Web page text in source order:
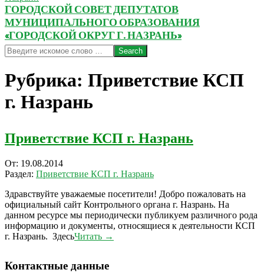
ГОРОДСКОЙ СОВЕТ ДЕПУТАТОВ
МУНИЦИПАЛЬНОГО ОБРАЗОВАНИЯ
«ГОРОДСКОЙ ОКРУГ Г. НАЗРАНЬ»
Search
Рубрика: Приветствие КСП
г. Назрань
Приветствие КСП г. Назрань
2014-
08-
От: 19.08.2014
Раздел: Приветствие КСП г. Назрань
Здравствуйте уважаемые посетители! Добро пожаловать на
официальный сайт Контрольного органа г. Назрань. На
данном ресурсе мы периодически публикуем различного рода
информацию и документы, относящиеся к деятельности КСП
г. Назрань. ЗдесьЧитать →
Контактные данные